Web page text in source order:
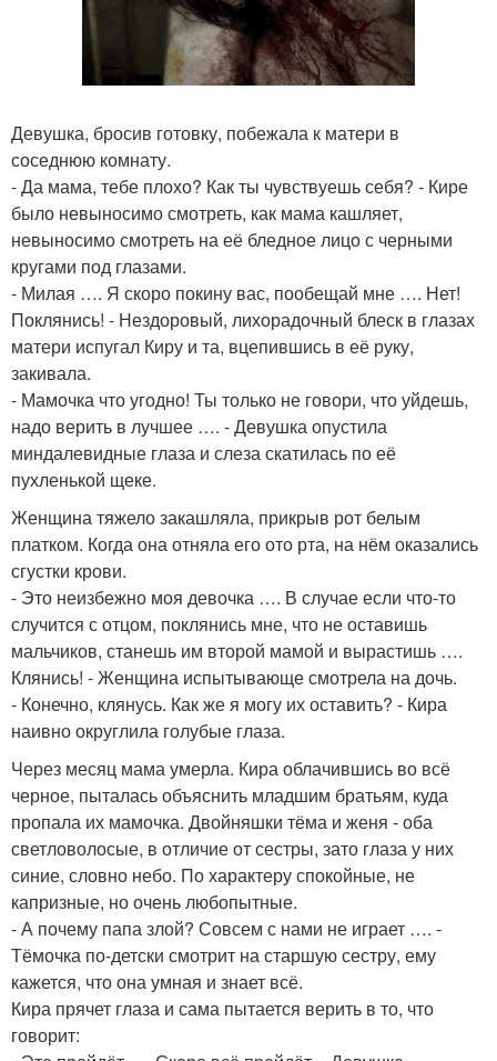
Девушка, бросив готовку, побежала к матери в
соседнюю комнату.
- Да мама, тебе плохо? Как ты чувствуешь себя? - Кире
было невыносимо смотреть, как мама кашляет,
невыносимо смотреть на её бледное лицо с черными
кругами под глазами.
- Милая …. Я скоро покину вас, пообещай мне …. Нет!
Поклянись! - Нездоровый, лихорадочный блеск в глазах
матери испугал Киру и та, вцепившись в её руку,
закивала.
- Мамочка что угодно! Ты только не говори, что уйдешь,
надо верить в лучшее …. - Девушка опустила
миндалевидные глаза и слеза скатилась по её
пухленькой щеке.
Женщина тяжело закашляла, прикрыв рот белым
платком. Когда она отняла его ото рта, на нём оказались
сгустки крови.
- Это неизбежно моя девочка …. В случае если что-то
случится с отцом, поклянись мне, что не оставишь
мальчиков, станешь им второй мамой и вырастишь ….
Клянись! - Женщина испытывающе смотрела на дочь.
- Конечно, клянусь. Как же я могу их оставить? - Кира
наивно округлила голубые глаза.
Через месяц мама умерла. Кира облачившись во всё
черное, пыталась объяснить младшим братьям, куда
пропала их мамочка. Двойняшки тёма и женя - оба
светловолосые, в отличие от сестры, зато глаза у них
синие, словно небо. По характеру спокойные, не
капризные, но очень любопытные.
- А почему папа злой? Совсем с нами не играет …. -
Тёмочка по-детски смотрит на старшую сестру, ему
кажется, что она умная и знает всё.
Кира прячет глаза и сама пытается верить в то, что
говорит: